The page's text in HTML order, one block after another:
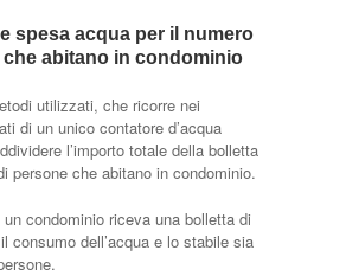
spesa acqua per il numero
abitano in condominio
utilizzati, che ricorre nei
di un unico contatore d’acqua
l’importo totale della bolletta
persone che abitano in condominio.
condominio riceva una bolletta di
consumo dell’acqua e lo stabile sia